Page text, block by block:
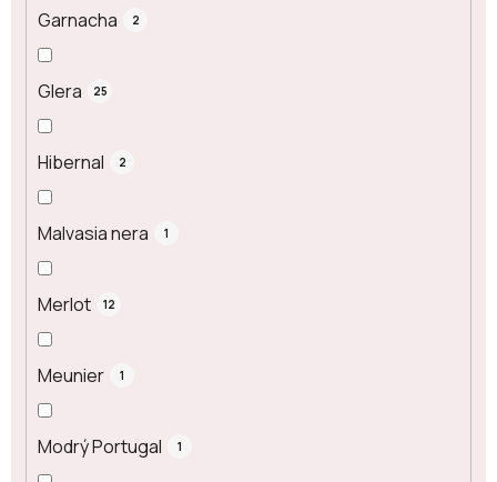
Garnacha 2
Glera 25
Hibernal 2
Malvasia nera 1
Merlot 12
Meunier 1
Modrý Portugal 1